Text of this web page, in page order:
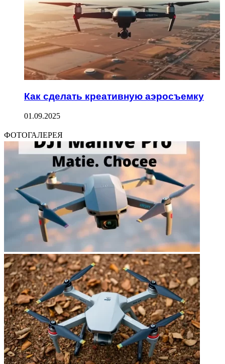
Как сделать креативную аэросъемку
01.09.2025
ФОТОГАЛЕРЕЯ